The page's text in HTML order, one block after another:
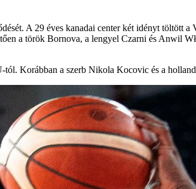
A 29 éves kanadai center két idényt töltött
a török Bornova, a lengyel Czarni és Anwil
Korábban a szerb Nikola Kocovic és a